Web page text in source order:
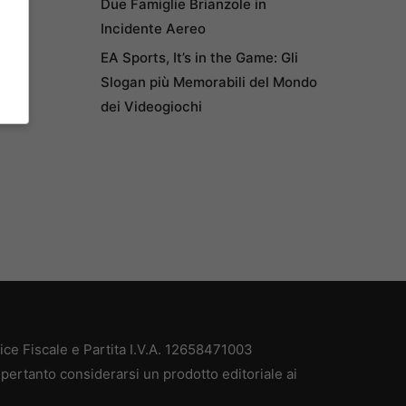
Due Famiglie Brianzole in
Incidente Aereo
EA Sports, It’s in the Game: Gli
Slogan più Memorabili del Mondo
dei Videogiochi
Fiscale e Partita I.V.A. 12658471003
considerarsi un prodotto editoriale ai